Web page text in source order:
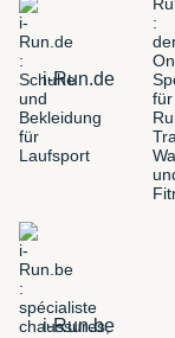
i-Run.de
i-Run.be